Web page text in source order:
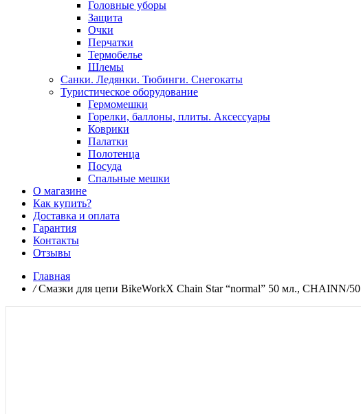
Головные уборы
Защита
Очки
Перчатки
Термобелье
Шлемы
Санки. Ледянки. Тюбинги. Снегокаты
Туристическое оборудование
Гермомешки
Горелки, баллоны, плиты. Аксессуары
Коврики
Палатки
Полотенца
Посуда
Спальные мешки
О магазине
Как купить?
Доставка и оплата
Гарантия
Контакты
Отзывы
Главная
/ Смазки для цепи BikeWorkX Chain Star “normal” 50 мл., CHAINN/50